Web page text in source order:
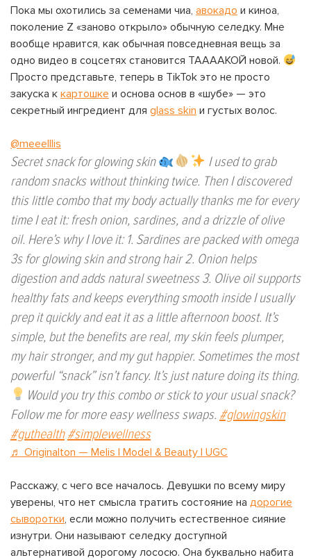
Пока мы охотились за семенами чиа, авокадо и киноа,
поколение Z «заново открыло» обычную селедку. Мне
вообще нравится, как обычная повседневная вещь за
одно видео в соцсетях становится ТААААКОЙ новой.
Просто представьте, теперь в TikTok это не просто
закуска к картошке и основа основ в «шубе» — это
секретный ингредиент для glass skin и густых волос.
@meeelllis
Secret snack for glowing skin
I used to grab
random snacks without thinking twice. Then I discovered
this little combo that my body actually thanks me for every
time I eat it: fresh onion, sardines, and a drizzle of olive
oil. Here’s why I love it: 1. Sardines are packed with omega
3s for glowing skin and strong hair 2. Onion helps
digestion and adds natural sweetness 3. Olive oil supports
healthy fats and keeps everything smooth inside I usually
prep it quickly and eat it as a little afternoon boost. It’s
simple, but the benefits are real, my skin feels plumper,
my hair stronger, and my gut happier. Sometimes the most
powerful “snack” isn’t fancy. It’s just nature doing its thing.
Would you try this combo or stick to your usual snack?
Follow me for more easy wellness swaps. #glowingskin
#guthealth #simplewellness
♬ Originalton — Melis | Model & Beauty | UGC
Расскажу, с чего все началось. Девушки по всему миру
уверены, что нет смысла тратить состояние на дорогие
сыворотки, если можно получить естественное сияние
изнутри. Они называют селедку доступной
альтернативой дорогому лососю. Она буквально набита